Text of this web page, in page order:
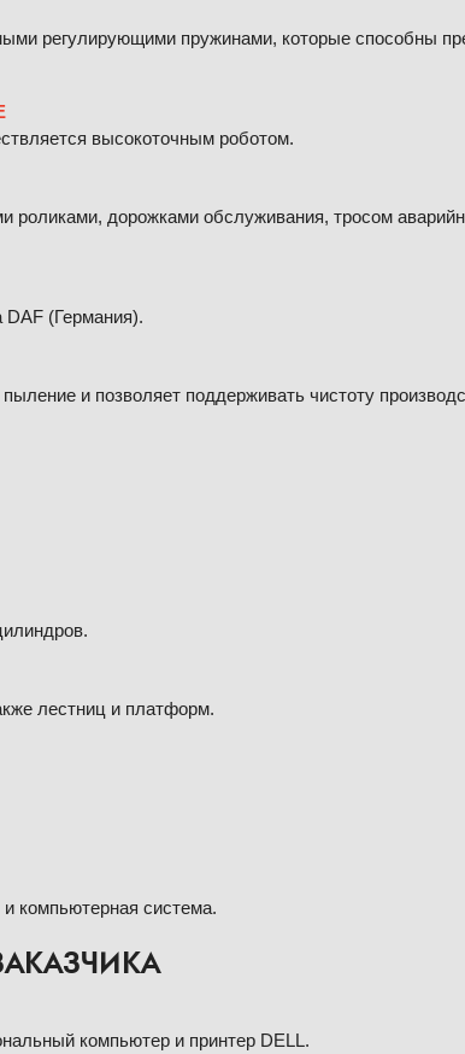
регулирующими пружинами, которые способны
высокоточным роботом.
дорожками обслуживания, тросом
(Германия).
и позволяет поддерживать чистоту
лестниц и платформ.
компьютерная система.
компьютер и принтер DELL.